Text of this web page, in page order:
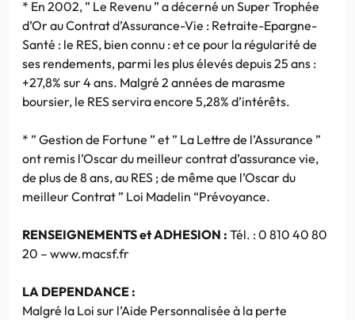
* En 2002, ” Le Revenu ” a décerné un Super Trophée
d’Or au Contrat d’Assurance-Vie : Retraite-Epargne-
Santé : le RES, bien connu : et ce pour la régularité de
ses rendements, parmi les plus élevés depuis 25 ans :
+27,8% sur 4 ans. Malgré 2 années de marasme
boursier, le RES servira encore 5,28% d’intérêts.
* ” Gestion de Fortune ” et ” La Lettre de l’Assurance ”
ont remis l’Oscar du meilleur contrat d’assurance vie,
de plus de 8 ans, au RES ; de même que l’Oscar du
meilleur Contrat ” Loi Madelin “Prévoyance.
RENSEIGNEMENTS et ADHESION : Tél. : 0 810 40 80
20 – www.macsf.fr
LA DEPENDANCE :
Malgré la Loi sur l’Aide Personnalisée à la perte